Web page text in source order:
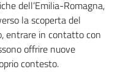
dell’Emilia-Romagna,
la scoperta del
entrare in contatto con
offrire nuove
contesto.